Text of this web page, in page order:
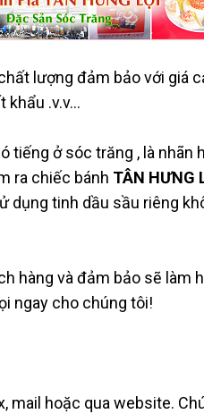
lượng đảm bảo với giá
khẩu .v.v...
tiếng ở sóc trăng , là nhãn
ra chiếc bánh TÂN HƯNG
dụng tinh dầu sầu riêng
hàng và đảm bảo sẽ làm
ngay cho chúng tôi!
mail hoặc qua website.